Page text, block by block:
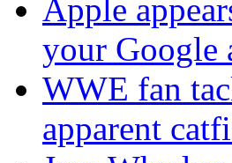
Apple
your Google
WWE fan
apparent